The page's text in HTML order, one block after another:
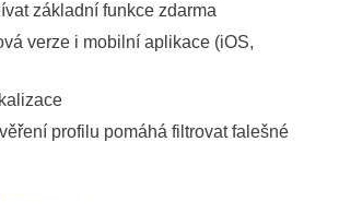
základní funkce zdarma
verze i mobilní aplikace (iOS,
profilu pomáhá filtrovat falešné